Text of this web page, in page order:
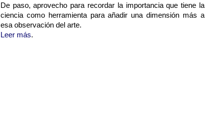
De paso, aprovecho para recordar la importancia que tiene la
ciencia como herramienta para añadir una dimensión más a
esa observación del arte.
Leer más.